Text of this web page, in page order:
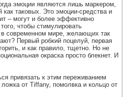
эмоции являются лишь маркером,
таковых. Это эмоции-средства и
– могут и более эффективно
чтобы стимулировать
в современном мире, желающих так
Первый робкий поцелуй, первая
и как правило, тщетно. Но не
окраска просто блекнет. И
привязать к этим переживанием
от Tiffany, помолвка и кольцо от